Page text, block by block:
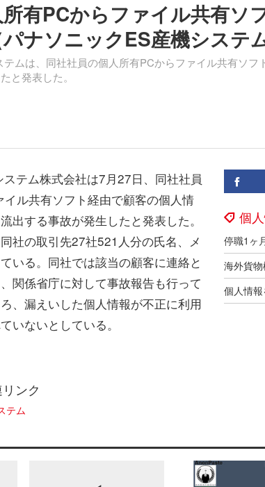
有PCからファイル共有ソ
ナソニックES産機システム
ムは、同社社員の個人所有PCからファイル共有ソフ
と発表した。
個
テム株式会社は7月27日、同社社員
ル共有ソフト経由で顧客の個人情
出する事故が発生したと発表した。
社の取引先27社521人分の氏名、メ
いる。同社では該当の顧客に連絡と
関係省庁に対して事故報告も行って
、漏えいした個人情報が不正に利用
いないとしている。
ンク
テム